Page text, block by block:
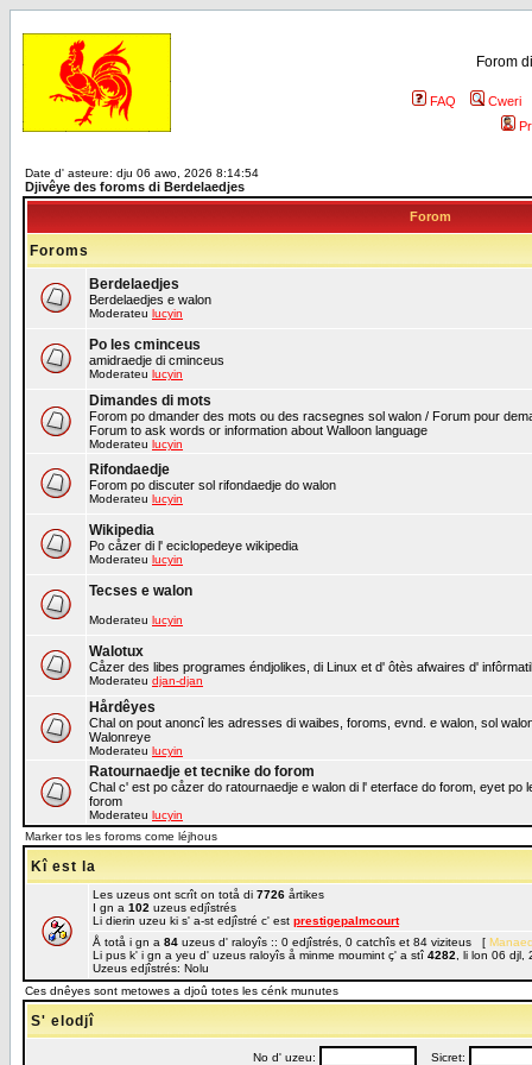
Forom
FAQ
Cweri
Date d' asteure: dju 06 awo, 2026 8:14:54
Djivêye des foroms di Berdelaedjes
Forom
Foroms
Berdelaedjes
Berdelaedjes e walon
Moderateu lucyin
Po les cminceus
amidraedje di cminceus
Moderateu lucyin
Dimandes di mots
Forom po dmander des mots ou des racsegnes sol walon / Forum pour
Forum to ask words or information about Walloon language
Moderateu lucyin
Rifondaedje
Forom po discuter sol rifondaedje do walon
Moderateu lucyin
Wikipedia
Po cåzer di l' eciclopedeye wikipedia
Moderateu lucyin
Tecses e walon
Moderateu lucyin
Walotux
Cåzer des libes programes éndjolikes, di Linux et d' ôtès afwaires d'
Moderateu djan-djan
Hårdêyes
Chal on pout anoncî les adresses di waibes, foroms, evnd. e walon, sol
Walonreye
Moderateu lucyin
Ratournaedje et tecnike do forom
Chal c' est po cåzer do ratournaedje e walon di l' eterface do forom, eyet
forom
Moderateu lucyin
Marker tos les foroms come léjhous
Kî est la
Les uzeus ont scrît on totå di 7726 årtikes
I gn a 102 uzeus edjîstrés
Li dierin uzeu ki s' a-st edjîstré c' est prestigepalmcourt
Å totå i gn a 84 uzeus d' raloyîs :: 0 edjîstrés, 0 catchîs et 84 viziteus [
Li pus k' i gn a yeu d' uzeus raloyîs å minme moumint ç' a stî 4282 , li lon 06
Uzeus edjîstrés: Nolu
Ces dnêyes sont metowes a djoû totes les cénk munutes
S' elodjî
No d' uzeu: Sicret: